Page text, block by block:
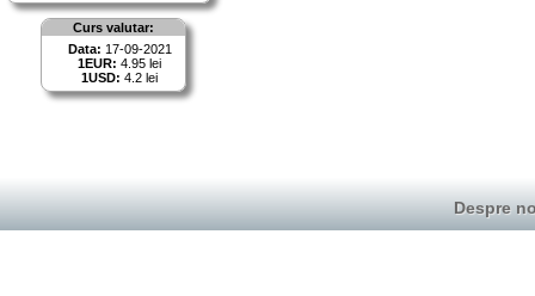
Curs valutar:
Data: 17-09-2021
1EUR: 4.95 lei
1USD: 4.2 lei
Despre